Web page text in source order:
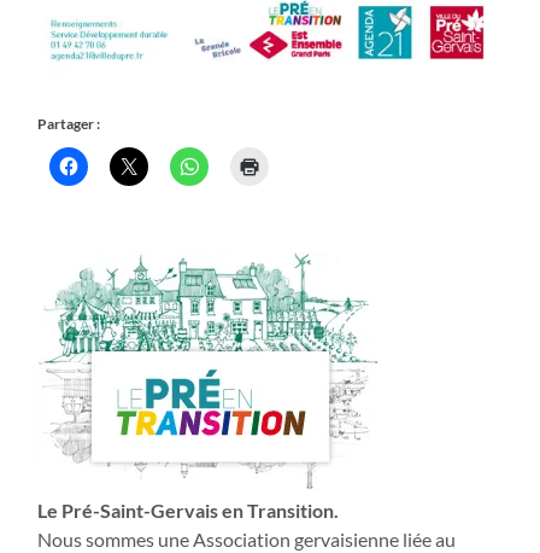
Partager :
Le Pré-Saint-Gervais en Transition.
Nous sommes une Association gervaisienne liée au